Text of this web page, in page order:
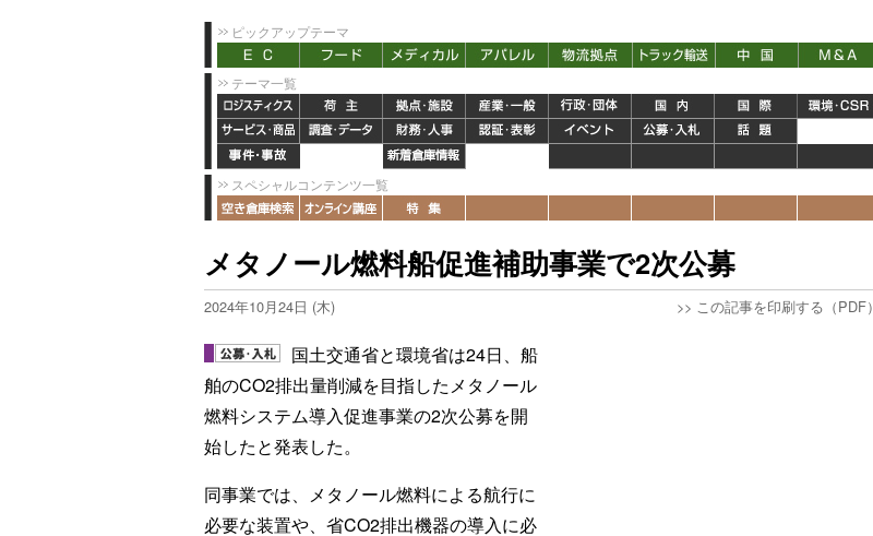
ピックアップテーマ
テーマ一覧
スペシャルコンテンツ一覧
メタノール燃料船促進補助事業で2次公募
2024年10月24日 (木) >> この記事を印刷する（PDF）
国土交通省と環境省は24日、船
舶のCO2排出量削減を目指したメタノール
燃料システム導入促進事業の2次公募を開
始したと発表した。
同事業では、メタノール燃料による航行に
必要な装置や、省CO2排出機器の導入に必